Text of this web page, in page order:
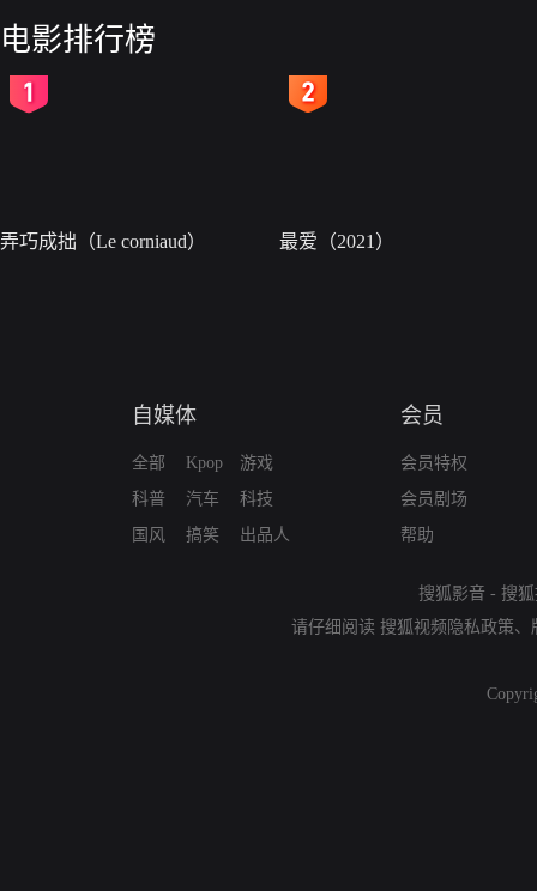
电影排行榜
弄巧成拙（Le corniaud） 最爱（2021）
自媒体
全部
科普
国风
Kpop
汽车
搞笑
游戏
科技
出品人
会员
会员特权
会员剧场
帮助
搜狐影音 - 搜
请仔细阅读 搜狐视频隐私政策、